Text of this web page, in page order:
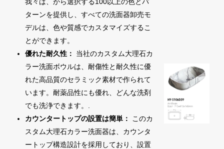
ターンを提供し、すべての洗面器卸売モ
デルは、色や質感でカスタマイズするこ
とができます。
優れた耐久性： 当社のカスタム大理石カ
ラー洗面ボウルは、耐傷性と耐久性に優
れた高品質のセラミック素材で作られて
います。耐薬品性にも優れ、どんな洗剤
でも洗浄できます。.
カウンタートップの設置は簡単：
このカ
スタム大理石カラー洗面器は、カウンタ
ートップ構造設計を採用しており、設置